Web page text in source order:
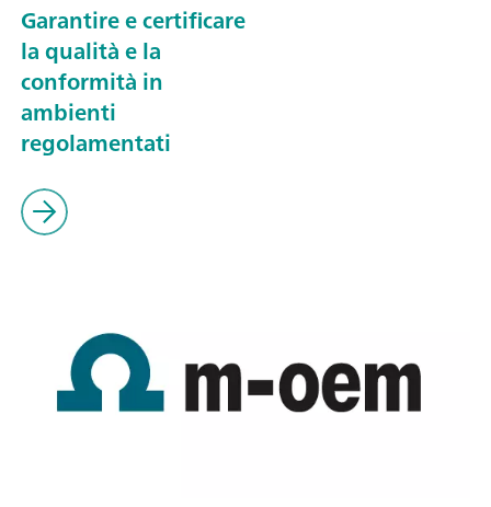
Garantire e certificare
la qualità e la
conformità in
ambienti
regolamentati